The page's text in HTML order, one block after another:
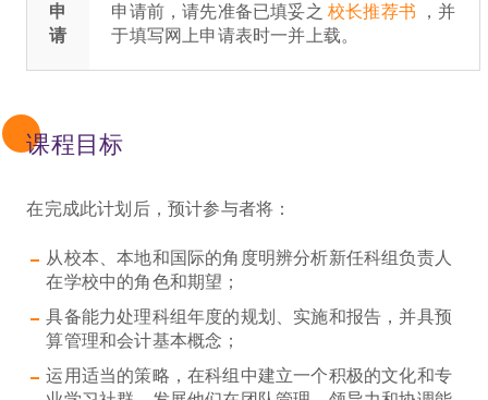
申
请
申请前，请先准备已填妥之校长推荐书 ，并
于填写网上申请表时一并上载。
课程目标
在完成此计划后，预计参与者将：
从校本、本地和国际的角度明辨分析新任科组负责人
在学校中的角色和期望；
具备能力处理科组年度的规划、实施和报告，并具预
算管理和会计基本概念；
运用适当的策略，在科组中建立一个积极的文化和专